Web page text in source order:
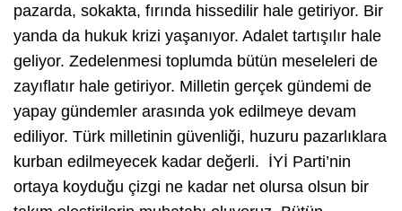
pazarda, sokakta, fırında hissedilir hale getiriyor. Bir
yanda da hukuk krizi yaşanıyor. Adalet tartışılır hale
geliyor. Zedelenmesi toplumda bütün meseleleri de
zayıflatır hale getiriyor. Milletin gerçek gündemi de
yapay gündemler arasında yok edilmeye devam
ediliyor. Türk milletinin güvenliği, huzuru pazarlıklara
kurban edilmeyecek kadar değerli. İYİ Parti’nin
ortaya koyduğu çizgi ne kadar net olursa olsun bir